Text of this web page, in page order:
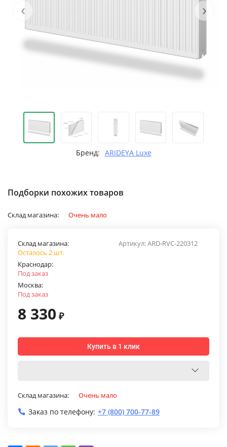
‹ ›
Бренд: ARIDEYA Luxe
Подборки похожих товаров
Склад магазина: Очень мало
Артикул:ARD-RVC-220312
Склад магазина:
Осталось 2 шт.
Краснодар:
Под заказ
Москва:
Под заказ
8 330 ₽
Купить в 1 клик
Склад магазина: Очень мало
Заказ по телефону: +7 (800) 700-77-89